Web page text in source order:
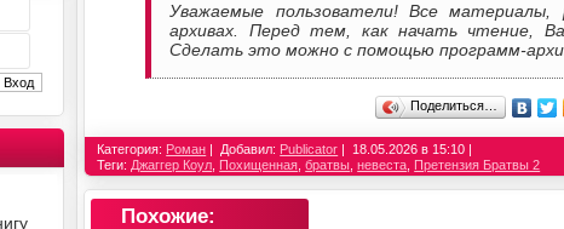
Уважаемые пользователи! Все
архивах. Перед тем, как начать чтение,
Сделать это можно с помощью программ-
Поделиться…
Категория: Роман Добавил: Publicator
18.05.2026 в 15:10
Теги: Джаггер Коул Похищенная ,братвы ,невеста Претензия Братвы 2
Похожие: